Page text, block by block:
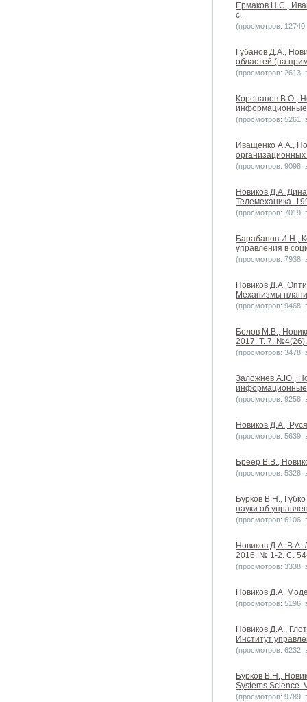
Ермаков Н.С.,
с.
(просмотров:
Губанов Д.А.,
областей (на
(просмотров: 2613,
Корепанов В.О.,
информационные
(просмотров: 5261,
Иващенко А.А.,
(просмотров: 9098,
Новиков Д.А.
Телемеханика.
(просмотров: 7019,
Барабанов И.Н.,
управления в
(просмотров: 7938,
Новиков Д.А.
Механизмы
(просмотров: 9468,
Белов М.В.,
2017. Т. 7.
(просмотров: 3478,
Заложнев А.Ю.,
информационные
(просмотров: 9258,
Новиков Д.А.,
(просмотров: 5639,
Бреер В.В.,
(просмотров: 5328,
Бурков В.Н.,
науки об
(просмотров: 6106,
Новиков Д.А. В.А.
2016. № 1-2. С.
(просмотров: 3338,
Новиков Д.А.
(просмотров: 5196,
Новиков Д.А.,
Институт
(просмотров: 6232,
Бурков B.H.,
Systems Science.
(просмотров: 9789,